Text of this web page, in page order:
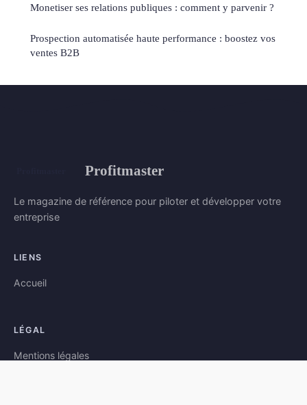
Monetiser ses relations publiques : comment y parvenir ?
Prospection automatisée haute performance : boostez vos
ventes B2B
Profitmaster
Le magazine de référence pour piloter et développer votre
entreprise
LIENS
Accueil
LÉGAL
Mentions légales